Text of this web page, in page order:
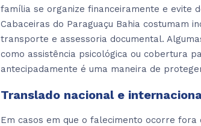
família se organize financeiramente e evite
Cabaceiras do Paraguaçu Bahia costumam
transporte e assessoria documental.
como assistência psicológica ou cobertura
antecipadamente é uma maneira de
Translado nacional e
Em casos em que o falecimento ocorre fora